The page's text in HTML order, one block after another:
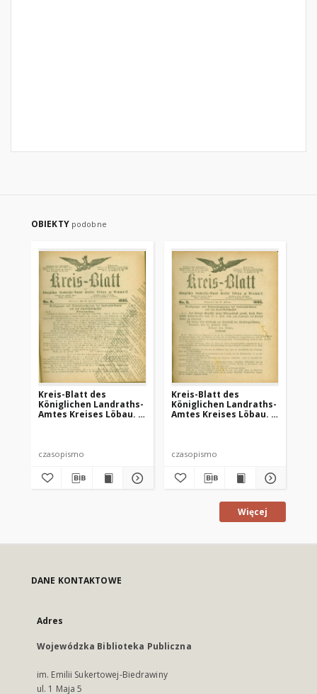
OBIEKTY podobne
Kreis-Blatt des
Königlichen Landraths-
Amtes Kreises Löbau. z
czasopismo
Kreis-Blatt des
Königlichen Landraths-
Amtes Kreises Löbau. z
czasopismo
Więcej
DANE KONTAKTOWE
Adres
Wojewódzka Biblioteka Publiczna
im. Emilii Sukertowej-Biedrawiny
ul. 1 Maja 5